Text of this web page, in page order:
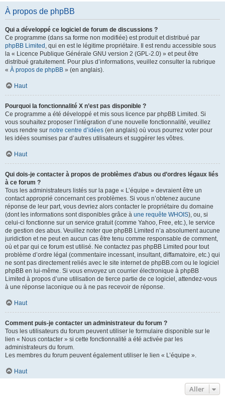
À propos de phpBB
Qui a développé ce logiciel de forum de discussions ?
Ce programme (dans sa forme non modifiée) est produit et distribué par
phpBB Limited , qui en est le légitime propriétaire. Il est rendu accessible sous
la « Licence Publique Générale GNU version 2 (GPL-2.0) » et peut être
distribué gratuitement. Pour plus d’informations, veuillez consulter la rubrique
« À propos de phpBB » (en anglais).
Haut
Pourquoi la fonctionnalité X n’est pas disponible ?
Ce programme a été développé et mis sous licence par phpBB Limited. Si
vous souhaitez proposer l’intégration d’une nouvelle fonctionnalité, veuillez
vous rendre sur notre centre d’idées (en anglais) où vous pourrez voter pour
les idées soumises par d’autres utilisateurs et suggérer les vôtres.
Haut
Qui dois-je contacter à propos de problèmes d’abus ou d’ordres légaux liés
à ce forum ?
Tous les administrateurs listés sur la page « L’équipe » devraient être un
contact approprié concernant ces problèmes. Si vous n’obtenez aucune
réponse de leur part, vous devriez alors contacter le propriétaire du domaine
(dont les informations sont disponibles grâce à une requête WHOIS), ou, si
celui-ci fonctionne sur un service gratuit (comme Yahoo, Free, etc.), le service
de gestion des abus. Veuillez noter que phpBB Limited n’a absolument aucune
juridiction et ne peut en aucun cas être tenu comme responsable de comment,
où et par qui ce forum est utilisé. Ne contactez pas phpBB Limited pour tout
problème d’ordre légal (commentaire incessant, insultant, diffamatoire, etc.) qui
ne sont pas directement reliés avec le site internet de phpBB.com ou le logiciel
phpBB en lui-même. Si vous envoyez un courrier électronique à phpBB
Limited à propos d’une utilisation de tierce partie de ce logiciel, attendez-vous
à une réponse laconique ou à ne pas recevoir de réponse.
Haut
Comment puis-je contacter un administrateur du forum ?
Tous les utilisateurs du forum peuvent utiliser le formulaire disponible sur le
lien « Nous contacter » si cette fonctionnalité a été activée par les
administrateurs du forum.
Les membres du forum peuvent également utiliser le lien « L’équipe ».
Haut
Aller